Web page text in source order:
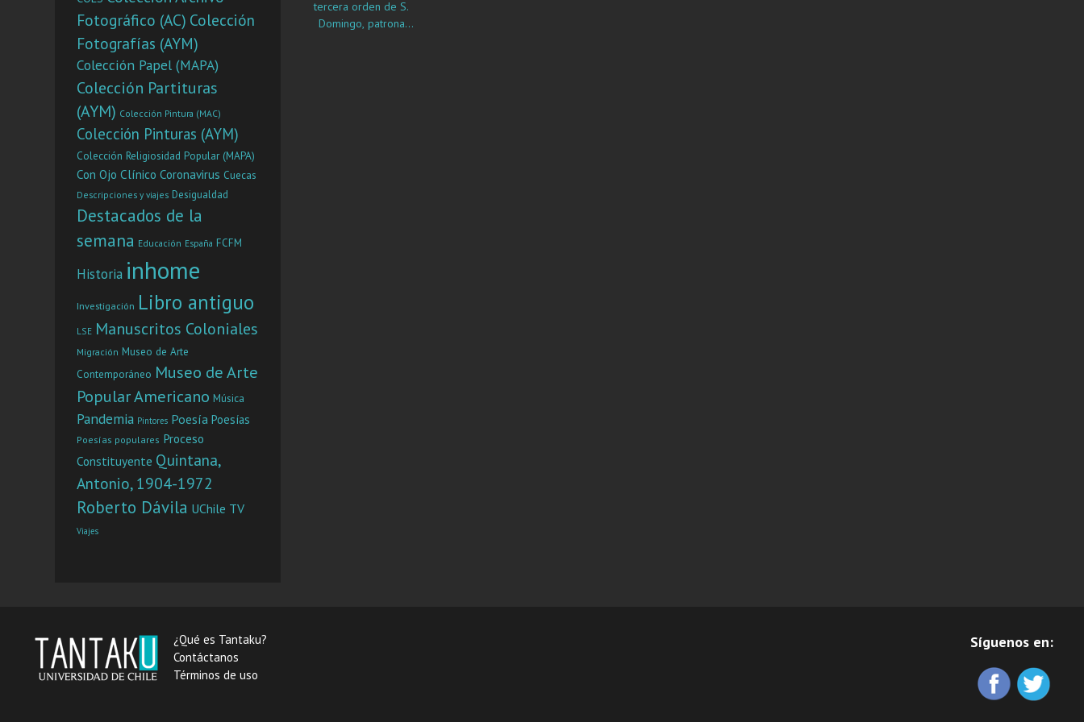
Fotográfico (AC) Colección
Fotografías (AYM)
Colección Papel (MAPA)
Colección Partituras
(AYM) Colección Pintura (MAC)
Colección Pinturas (AYM)
Colección Religiosidad Popular (MAPA)
Con Ojo Clínico Coronavirus Cuecas
Descripciones y viajes Desigualdad
Destacados de la
semana Educación España FCFM
Historia inhome
Investigación Libro antiguo
LSE Manuscritos Coloniales
Migración Museo de Arte
Contemporáneo Museo de Arte
Popular Americano Música
Pandemia Pintores Poesía Poesías
Poesías populares Proceso
Constituyente Quintana,
Antonio, 1904-1972
Roberto Dávila UChile TV
Viajes
tercera orden de S.
Domingo, patrona
¿Qué es Tantaku?
Contáctanos
Términos de uso
Síguenos en: